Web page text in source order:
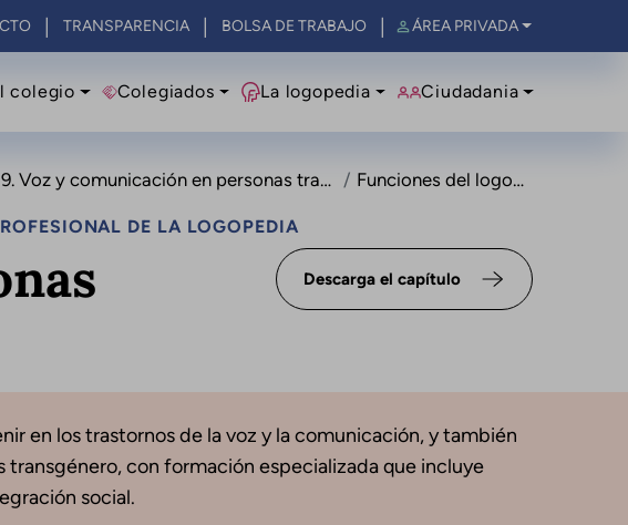
TRANSPARENCIA BOLSA DE TRABAJO ÁREA PRIVADA
colegio Colegiados La logopedia Ciudadania
Voz y comunicación en personas transgénero Funciones del logopeda
DE LA LOGOPEDIA
Descarga el capítulo
en los trastornos de la voz y la comunicación, y también
con formación especializada que incluye
social.